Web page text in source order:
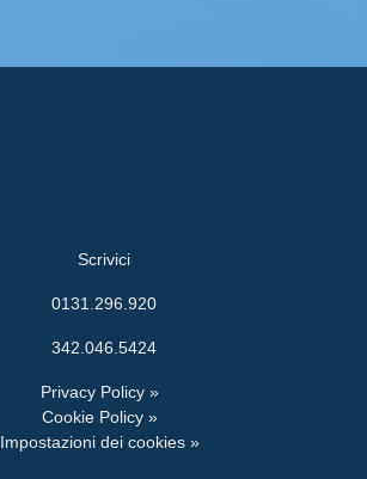
Scrivici
0131.296.920
342.046.5424
Privacy Policy »
Cookie Policy »
Impostazioni dei cookies »